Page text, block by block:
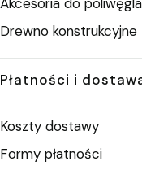
Drewno konstrukcyjne
Płatności i
Koszty dostawy
Formy płatności